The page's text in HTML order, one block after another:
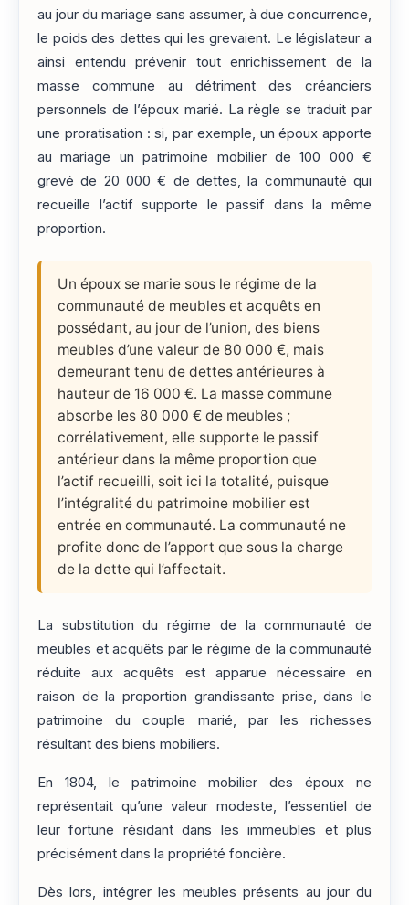
au jour du mariage sans assumer, à due concurrence,
le poids des dettes qui les grevaient. Le législateur a
ainsi entendu prévenir tout enrichissement de la
masse commune au détriment des créanciers
personnels de l’époux marié. La règle se traduit par
une proratisation : si, par exemple, un époux apporte
au mariage un patrimoine mobilier de 100 000 €
grevé de 20 000 € de dettes, la communauté qui
recueille l’actif supporte le passif dans la même
proportion.
Un époux se marie sous le régime de la
communauté de meubles et acquêts en
possédant, au jour de l’union, des biens
meubles d’une valeur de 80 000 €, mais
demeurant tenu de dettes antérieures à
hauteur de 16 000 €. La masse commune
absorbe les 80 000 € de meubles ;
corrélativement, elle supporte le passif
antérieur dans la même proportion que
l’actif recueilli, soit ici la totalité, puisque
l’intégralité du patrimoine mobilier est
entrée en communauté. La communauté ne
profite donc de l’apport que sous la charge
de la dette qui l’affectait.
La substitution du régime de la communauté de
meubles et acquêts par le régime de la communauté
réduite aux acquêts est apparue nécessaire en
raison de la proportion grandissante prise, dans le
patrimoine du couple marié, par les richesses
résultant des biens mobiliers.
En 1804, le patrimoine mobilier des époux ne
représentait qu’une valeur modeste, l’essentiel de
leur fortune résidant dans les immeubles et plus
précisément dans la propriété foncière.
Dès lors, intégrer les meubles présents au jour du